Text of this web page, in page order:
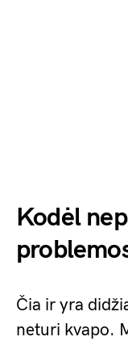
Kodėl
Čia ir yra
neturi kvapo.